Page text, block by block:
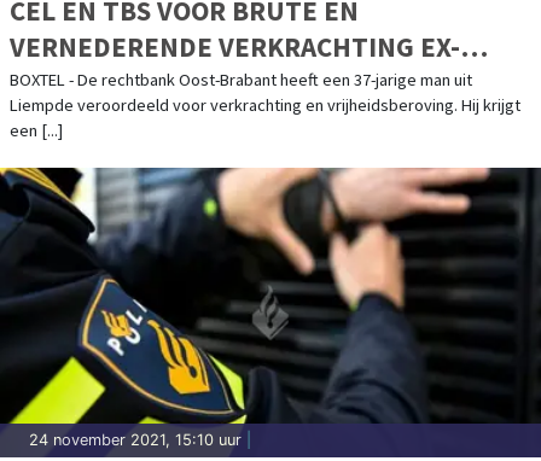
CEL EN TBS VOOR BRUTE EN
VERNEDERENDE VERKRACHTING EX-
VRIENDIN IN BOXTEL
BOXTEL - De rechtbank Oost-Brabant heeft een 37-jarige man uit
Liempde veroordeeld voor verkrachting en vrijheidsberoving. Hij krijgt
een [...]
24 november 2021, 15:10 uur